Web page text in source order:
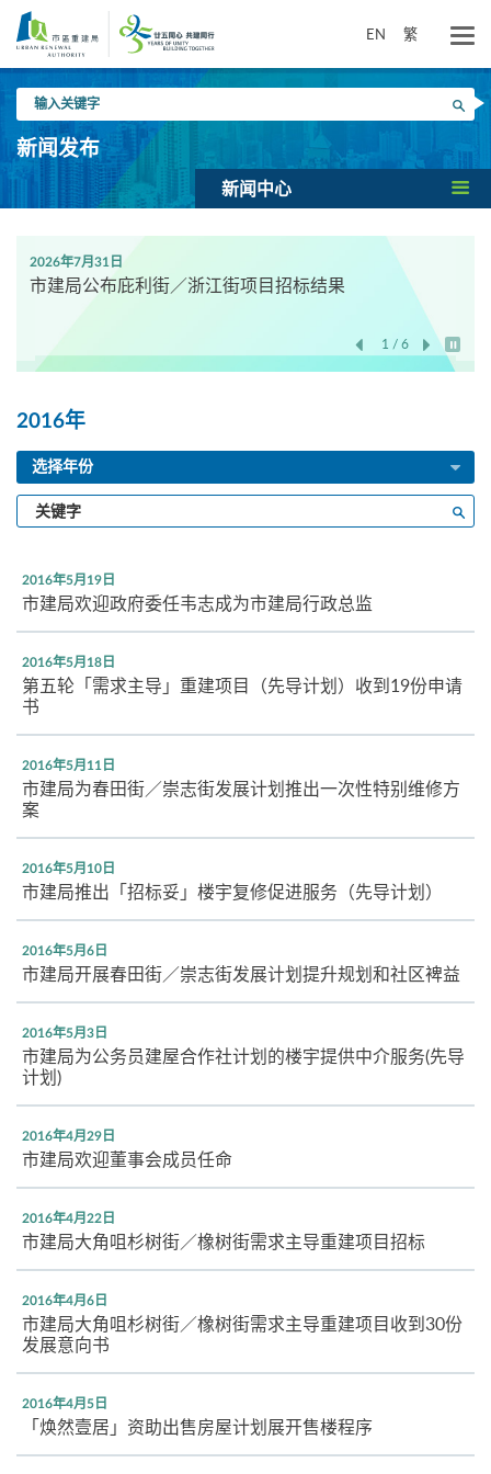
要
EN 繁
入
关
键
搜寻
新闻发布
新闻中心
2026年7月31日
市建局公布庇利街／浙江街项目招标结果
1 / 6
开始/
2016年
选择年份
输
入
键
字
2016年5月19日
市建局欢迎政府委任韦志成为市建局行政总监
2016年5月18日
第五轮「需求主导」重建项目（先导计划）收到19份申请
书
2016年5月11日
市建局为春田街／崇志街发展计划推出一次性特别维修方
案
2016年5月10日
市建局推出「招标妥」楼宇复修促进服务（先导计划）
2016年5月6日
市建局开展春田街／崇志街发展计划提升规划和社区裨益
2016年5月3日
市建局为公务员建屋合作社计划的楼宇提供中介服务(先导
计划)
2016年4月29日
市建局欢迎董事会成员任命
2016年4月22日
市建局大角咀杉树街／橡树街需求主导重建项目招标
2016年4月6日
市建局大角咀杉树街／橡树街需求主导重建项目收到30份
发展意向书
2016年4月5日
「焕然壹居」资助出售房屋计划展开售楼程序